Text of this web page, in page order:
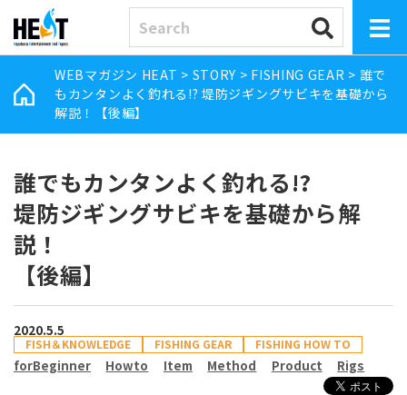
WEBマガジン HEAT > STORY > FISHING GEAR > 誰で
もカンタンよく釣れる!? 堤防ジギングサビキを基礎から
解説！【後編】
誰でもカンタンよく釣れる!?
堤防ジギングサビキを基礎から解
説！
【後編】
2020.5.5
FISH＆KNOWLEDGE FISHING GEAR FISHING HOW TO
forBeginner Howto Item Method Product Rigs